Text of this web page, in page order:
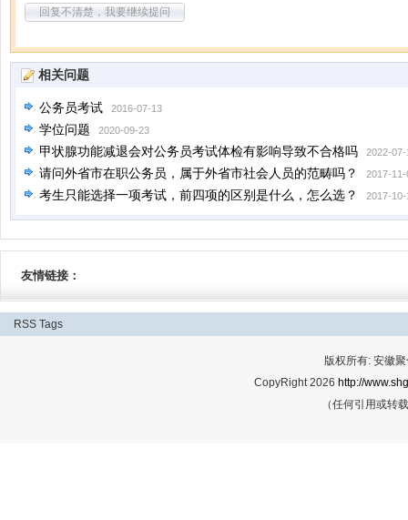
回复不清楚，我要继续提问
相关问题
公务员考试 2016-07-13
学位问题 2020-09-23
甲状腺功能减退会对公务员考试体检有影响导致不合格吗 2022-07-
请问外省市在职公务员，属于外省市社会人员的范畴吗？ 2017-11-
考生只能选择一项考试，前四项的区别是什么，怎么选？ 2017-10-
友情链接：
RSS Tags
版权所有: 安徽
CopyRight 2026 http://
（任何引用或转